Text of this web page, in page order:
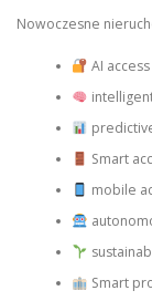
Nowoczesne
AI
Smart
mobile
Smart